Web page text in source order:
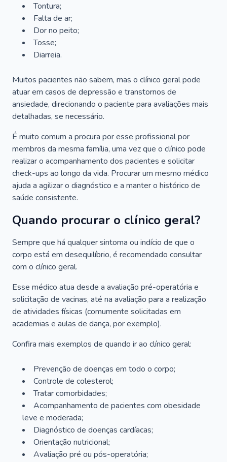
Tontura;
Falta de ar;
Dor no peito;
Tosse;
Diarreia.
Muitos pacientes não sabem, mas o clínico geral pode
atuar em casos de depressão e transtornos de
ansiedade, direcionando o paciente para avaliações mais
detalhadas, se necessário.
É muito comum a procura por esse profissional por
membros da mesma família, uma vez que o clínico pode
realizar o acompanhamento dos pacientes e solicitar
check-ups ao longo da vida. Procurar um mesmo médico
ajuda a agilizar o diagnóstico e a manter o histórico de
saúde consistente.
Quando procurar o clínico geral?
Sempre que há qualquer sintoma ou indício de que o
corpo está em desequilíbrio, é recomendado consultar
com o clínico geral.
Esse médico atua desde a avaliação pré-operatória e
solicitação de vacinas, até na avaliação para a realização
de atividades físicas (comumente solicitadas em
academias e aulas de dança, por exemplo).
Confira mais exemplos de quando ir ao clínico geral:
Prevenção de doenças em todo o corpo;
Controle de colesterol;
Tratar comorbidades;
Acompanhamento de pacientes com obesidade
leve e moderada;
Diagnóstico de doenças cardíacas;
Orientação nutricional;
Avaliação pré ou pós-operatória;